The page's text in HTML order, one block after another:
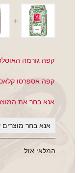
קפה גורמה
קפה אספרסו
אנא בחר את
אנא בחר מוצרים
המלאי אזל